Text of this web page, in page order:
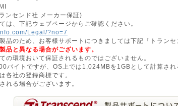
ンセンド社 メーカー保証)
は、下記ウェブページからご確認ください。
Legal/?no=7
品のため、お客様サポートにつきましては下記「トラン
品と異なる場合がございます。
の環境おいて保証されるものではございません。
イトですが、OS上では1,024MBを1GBとして計算され
各社の登録商標です。
れる場合がございます。